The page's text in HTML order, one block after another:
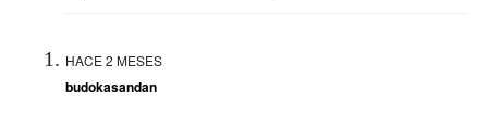
HACE 2 MESES
budokasandan